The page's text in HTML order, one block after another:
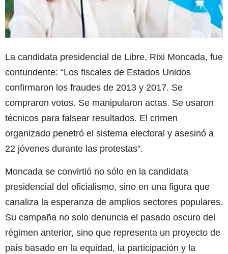
La candidata presidencial de Libre, Rixi Moncada, fue
contundente: “Los fiscales de Estados Unidos
confirmaron los fraudes de 2013 y 2017. Se
compraron votos. Se manipularon actas. Se usaron
técnicos para falsear resultados. El crimen
organizado penetró el sistema electoral y asesinó a
22 jóvenes durante las protestas”.
Moncada se convirtió no sólo en la candidata
presidencial del oficialismo, sino en una figura que
canaliza la esperanza de amplios sectores populares.
Su campaña no solo denuncia el pasado oscuro del
régimen anterior, sino que representa un proyecto de
país basado en la equidad, la participación y la